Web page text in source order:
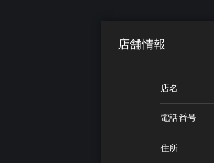
店舗情報
店名
電話番号
住所